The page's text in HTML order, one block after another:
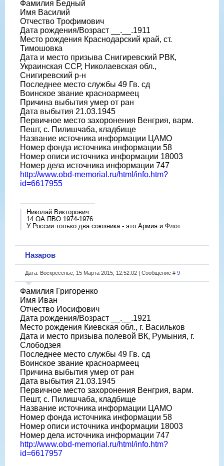
Фамилия Бедный
Имя Василий
Отчество Трофимович
Дата рождения/Возраст __.__.1911
Место рождения Краснодарский край, ст.
Тимошовка
Дата и место призыва Снигиревский РВК,
Украинская ССР, Николаевская обл.,
Снигиревский р-н
Последнее место службы 49 Гв. сд
Воинское звание красноармеец
Причина выбытия умер от ран
Дата выбытия 21.03.1945
Первичное место захоронения Венгрия, варм.
Пешт, с. Пилишчаба, кладбище
Название источника информации ЦАМО
Номер фонда источника информации 58
Номер описи источника информации 18003
Номер дела источника информации 747
http://www.obd-memorial.ru/html/info.htm?
id=6617955
Николай Викторович
14 ОА ПВО 1974-1976
У России только два союзника - это Армия и Флот
Назаров
Дата: Воскресенье, 15 Марта 2015, 12:52:02 | Сообщение # 9
Фамилия Григоренко
Имя Иван
Отчество Иосифович
Дата рождения/Возраст __.__.1921
Место рождения Киевская обл., г. Васильков
Дата и место призыва полевой ВК, Румыния, г.
Слободзея
Последнее место службы 49 Гв. сд
Воинское звание красноармеец
Причина выбытия умер от ран
Дата выбытия 21.03.1945
Первичное место захоронения Венгрия, варм.
Пешт, с. Пилишчаба, кладбище
Название источника информации ЦАМО
Номер фонда источника информации 58
Номер описи источника информации 18003
Номер дела источника информации 747
http://www.obd-memorial.ru/html/info.htm?
id=6617957